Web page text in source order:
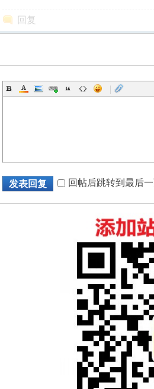
回复
|
发表回复 回帖后跳转到最后